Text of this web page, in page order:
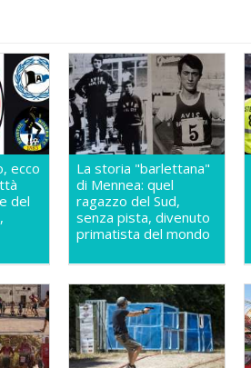
ecco
del
La storia "barlettana"
di Mennea: quel
ragazzo del Sud,
senza pista, divenuto
primatista del mondo